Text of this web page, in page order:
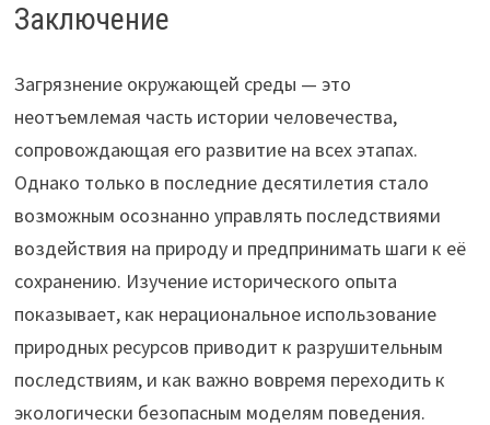
Заключение
Загрязнение окружающей среды — это
неотъемлемая часть истории человечества,
сопровождающая его развитие на всех этапах.
Однако только в последние десятилетия стало
возможным осознанно управлять последствиями
воздействия на природу и предпринимать шаги к её
сохранению. Изучение исторического опыта
показывает, как нерациональное использование
природных ресурсов приводит к разрушительным
последствиям, и как важно вовремя переходить к
экологически безопасным моделям поведения.